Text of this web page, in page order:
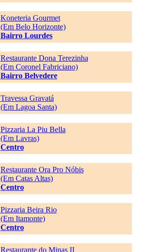
Koneteria Gourmet
(Em Belo Horizonte)
Bairro Lourdes
Restaurante Dona Terezinha
(Em Coronel Fabriciano)
Bairro Belvedere
Travessa Gravatá
(Em Lagoa Santa)
Pizzaria La Piu Bella
(Em Lavras)
Centro
Restaurante Ora Pro Nóbis
(Em Catas Altas)
Centro
Pizzaria Beira Rio
(Em Itamonte)
Centro
Restaurante do Minas II